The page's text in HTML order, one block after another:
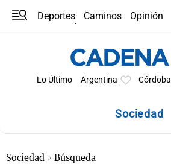
Deportes Caminos
Opinión
Lo Último Argentina Córdoba
Sociedad
Sociedad Búsqueda